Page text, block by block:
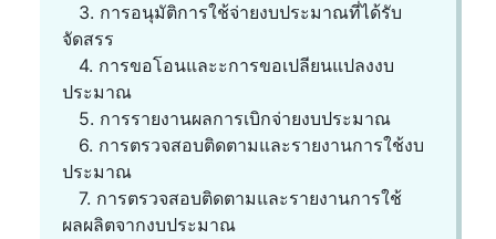
3. การอนุมัติการใช้จ่ายงบประมาณที่ได้รับ
จัดสรร
4. การขอโอนและะการขอเปลียนแปลงงบ
ประมาณ
5. การรายงานผลการเบิกจ่ายงบประมาณ
6. การตรวจสอบติดตามและรายงานการใช้งบ
ประมาณ
7. การตรวจสอบติดตามและรายงานการใช้
ผลผลิตจากงบประมาณ